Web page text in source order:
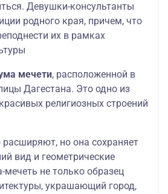
Девушки-консультанты
родного края, причем, что
их в рамках
мечети, расположенной в
Дагестана. Это одно из
религиозных строений
расширяют, но она сохраняет
вид и геометрические
мечеть не только образец
украшающий город,